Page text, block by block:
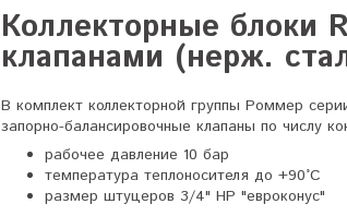
Коллекторные блоки
клапанами (нерж.
В комплект коллекторной группы Роммер
запорно-балансировочные клапаны по числу
рабочее давление 10 бар
температура теплоносителя до +90°C
размер штуцеров 3/4" НР "евроконус"